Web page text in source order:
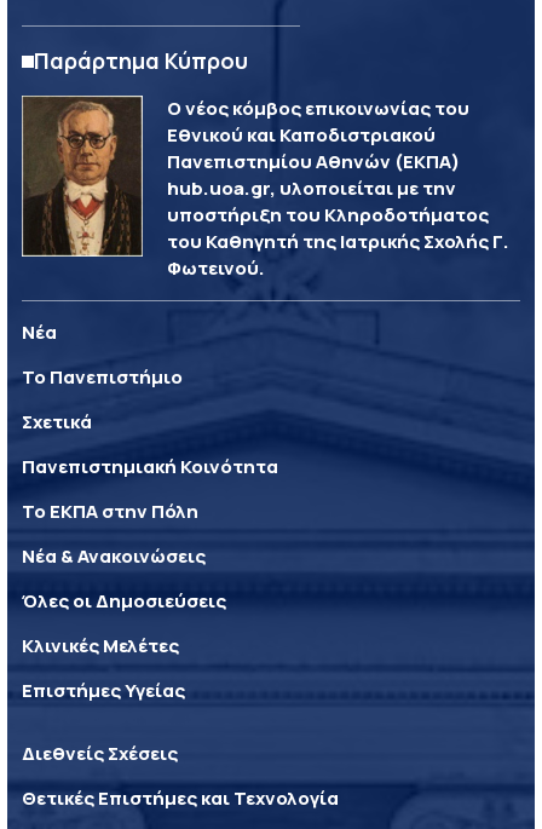
Παράρτημα Κύπρου
Ο νέος κόμβος επικοινωνίας του
Εθνικού και Καποδιστριακού
Πανεπιστημίου Αθηνών (ΕΚΠΑ)
hub.uoa.gr, υλοποιείται με την
υποστήριξη του Κληροδοτήματος
του Καθηγητή της Ιατρικής Σχολής Γ.
Φωτεινού.
Νέα
Το Πανεπιστήμιο
Σχετικά
Πανεπιστημιακή Κοινότητα
Το ΕΚΠΑ στην Πόλη
Νέα & Ανακοινώσεις
Όλες οι Δημοσιεύσεις
Κλινικές Μελέτες
Επιστήμες Υγείας
Διεθνείς Σχέσεις
Θετικές Επιστήμες και Τεχνολογία